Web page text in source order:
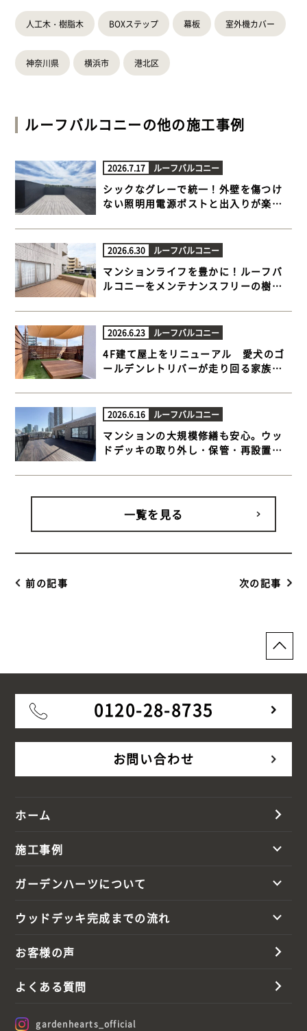
人工木・樹脂木 BOXステップ 幕板 室外機カバー
神奈川県 横浜市 港北区
ルーフバルコニーの他の施工事例
2026.7.17 ルーフバルコニー
シックなグレーで統一！外壁を傷つけ
ない照明用電源ポストと出入りが楽に
区 一戸建て屋上 樹脂木デッキ】
2026.6.30 ルーフバルコニー
マンションライフを豊かに！ルーフバ
ルコニーをメンテナンスフリーの樹脂
スに【目黒区 マンションルーフバルコ
ニー 樹脂木デッキ 】
2026.6.23 ルーフバルコニー
4F建て屋上をリニューアル 愛犬のゴ
ールデンレトリバーが走り回る家族だ
屋上 ウッドデッキ】
2026.6.16 ルーフバルコニー
マンションの大規模修繕も安心。ウッ
ドデッキの取り外し・保管・再設置ま
ンルーフバルコニー ウッドデッキ】
一覧を見る
前の記事 次の記事
0120-28-8735
お問い合わせ
ホーム
施工事例
ガーデンハーツについて
ウッドデッキ完成までの流れ
お客様の声
よくある質問
gardenhearts_official